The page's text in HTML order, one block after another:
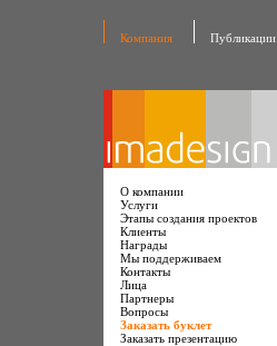
Компания Публикации
О компании
Услуги
Этапы создания проектов
Клиенты
Награды
Мы поддерживаем
Контакты
Лица
Партнеры
Вопросы
Заказать буклет
Заказать презентацию